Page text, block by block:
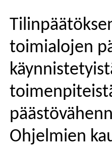
toimialojen
Ohjelmien